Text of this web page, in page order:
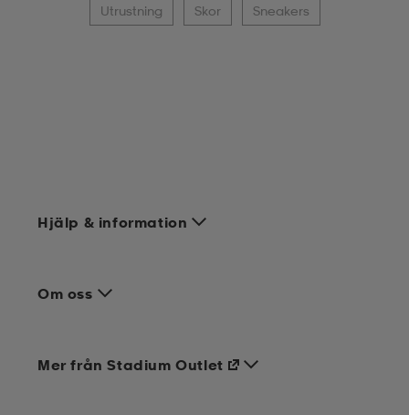
Utrustning Skor Sneakers
Hjälp & information
Om oss
Mer från Stadium Outlet